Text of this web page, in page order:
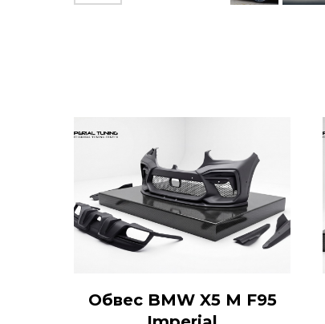
Обвес BMW X5 M F95